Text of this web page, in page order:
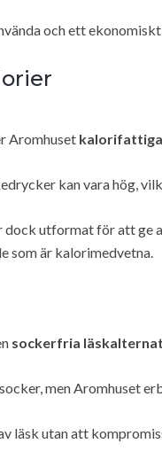
och ett
Aromhuset
kan vara hög,
dock utformat för att
som är kalorimedvetna.
sockerfria
men Aromhuset
läsk utan att